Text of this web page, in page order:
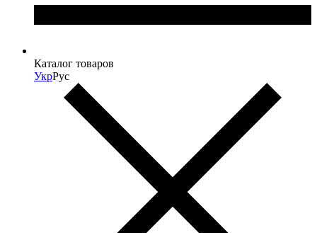
Каталог товаров
УкрРус